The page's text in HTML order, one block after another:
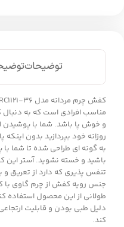
توضیحات
مناسب افرادی است که به
و خوش پا باشد. شما با پوشیدن
روزانه خود بپردازید بدون
به گونه ای طراحی شده تا شما
باشید و خسته نشوید. آستر
تنفس پذیری که دارد از تعریق
جنس رویه کفش از چرم گاوی با
طولانی از این محصول
دلیل طبی بودن و قابلیت
کند.